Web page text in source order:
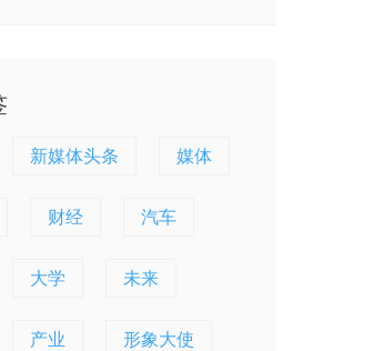
新媒体头条 媒体
财经 汽车
大学 未来
产业 形象大使